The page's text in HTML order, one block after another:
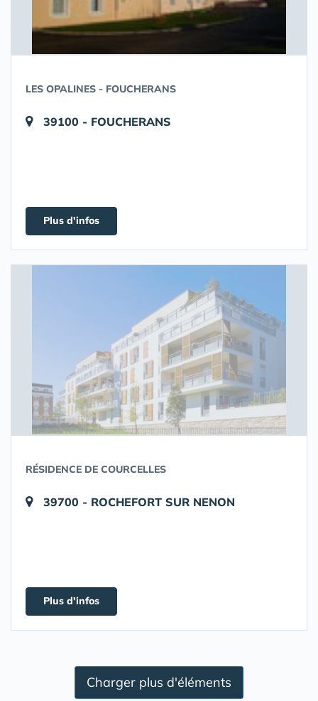
LES OPALINES - FOUCHERANS
39100 - FOUCHERANS
Plus d'infos
RÉSIDENCE DE COURCELLES
39700 - ROCHEFORT SUR NENON
Plus d'infos
Charger plus d'éléments